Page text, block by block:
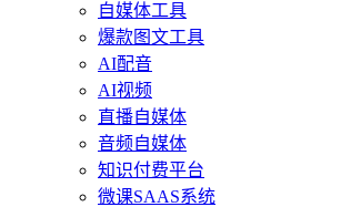
自媒体工具
爆款图文工具
AI配音
AI视频
直播自媒体
音频自媒体
知识付费平台
微课SAAS系统